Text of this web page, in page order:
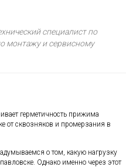
специалист по
монтажу и сервисному
герметичность прижима
от сквозняков и промерзания в
о том, какую нагрузку
Однако именно через этот